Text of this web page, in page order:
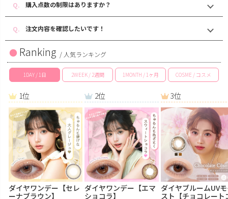
購入点数の制限はありますか？
注文内容を確認したいです！
Ranking / 人気ランキング
1DAY / 1日 2WEEK / 2週間 1MONTH / 1ヶ月 COSME / コスメ
1位
ダイヤワンデー【セレ
ーナブラウン】
2位
ダイヤワンデー【エマ
ショコラ】
3位
ダイヤブルームUV
スト【チョコレート